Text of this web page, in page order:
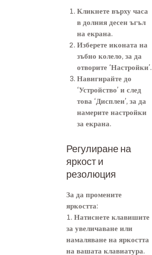
Кликнете върху часа
в долния десен ъгъл
на екрана.
Изберете иконата на
зъбно колело, за да
отворите ‘Настройки’.
Навигирайте до
‘Устройство’ и след
това ‘Дисплеи’, за да
намерите настройки
за екрана.
Регулиране на
яркост и
резолюция
За да промените
яркостта:
1. Натиснете клавишите
за увеличаване или
намаляване на яркостта
на вашата клавиатура.